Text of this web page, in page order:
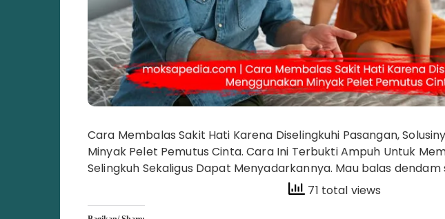
Cara Membalas Sakit Hati Karena Diselingkuhi Pasangan,
Minyak Pelet Pemutus Cinta. Cara Ini Terbukti Ampuh Untuk
Selingkuh Sekaligus Dapat Menyadarkannya. Mau balas dendam
71 total views